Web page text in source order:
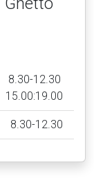
8.30-12.30
15.00:19.00
8.30-12.30